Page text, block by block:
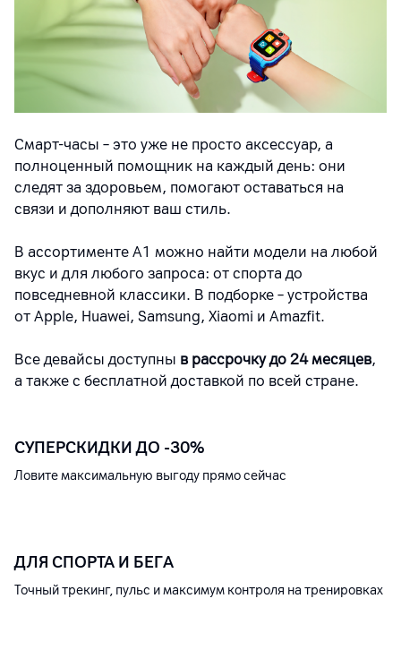
Смарт-часы – это уже не просто аксессуар, а
полноценный помощник на каждый день: они
следят за здоровьем, помогают оставаться на
связи и дополняют ваш стиль.
В ассортименте А1 можно найти модели на любой
вкус и для любого запроса: от спорта до
повседневной классики. В подборке – устройства
от Apple, Huawei, Samsung, Xiaomi и Amazfit.
Все девайсы доступны в рассрочку до 24 месяцев,
а также с бесплатной доставкой по всей стране.
СУПЕРСКИДКИ ДО -30%
Ловите максимальную выгоду прямо сейчас
ДЛЯ СПОРТА И БЕГА
Точный трекинг, пульс и максимум контроля на тренировках